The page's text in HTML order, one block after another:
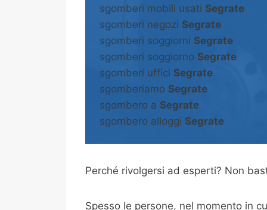
sgomberi mobili usati Segrate
sgomberi negozi Segrate
sgomberi soggiorni Segrate
sgomberi soggiorno Segrate
sgomberi uffici Segrate
sgomberiamo Segrate
sgombero a Segrate
sgombero alloggi Segrate
Perché rivolgersi ad esperti? Non
Spesso le persone, nel momento in